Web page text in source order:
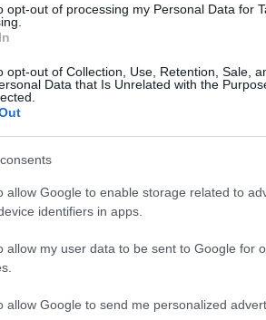
opt-out of processing my Personal Data for
opt-out of Collection, Use, Retention, Sale,
Data that Is Unrelated with the
allow Google to enable storage related to
identifiers in apps.
allow my user data to be sent to Google for
allow Google to send me personalized
και ταινίες γεμάτες σασπένς, που σας
σας. Οι βαθμοί δυσκολίας για τα
Οι νέες
Blue Book»βάζουν γρίφους για